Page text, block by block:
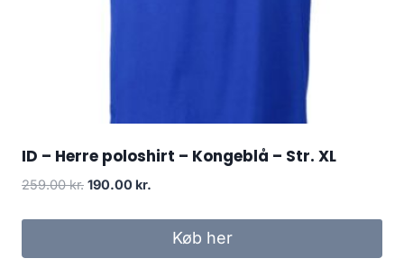
ID – Herre poloshirt – Kongeblå – Str. XL
259.00kr. Original
190.00 kr.
190.00 kr..
Køb her